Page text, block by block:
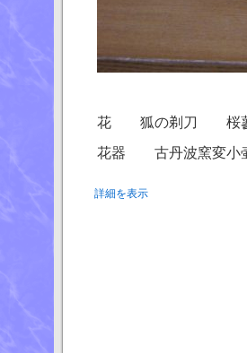
花 狐の剃刀 桜
花器 古丹波窯変小
詳細を表示